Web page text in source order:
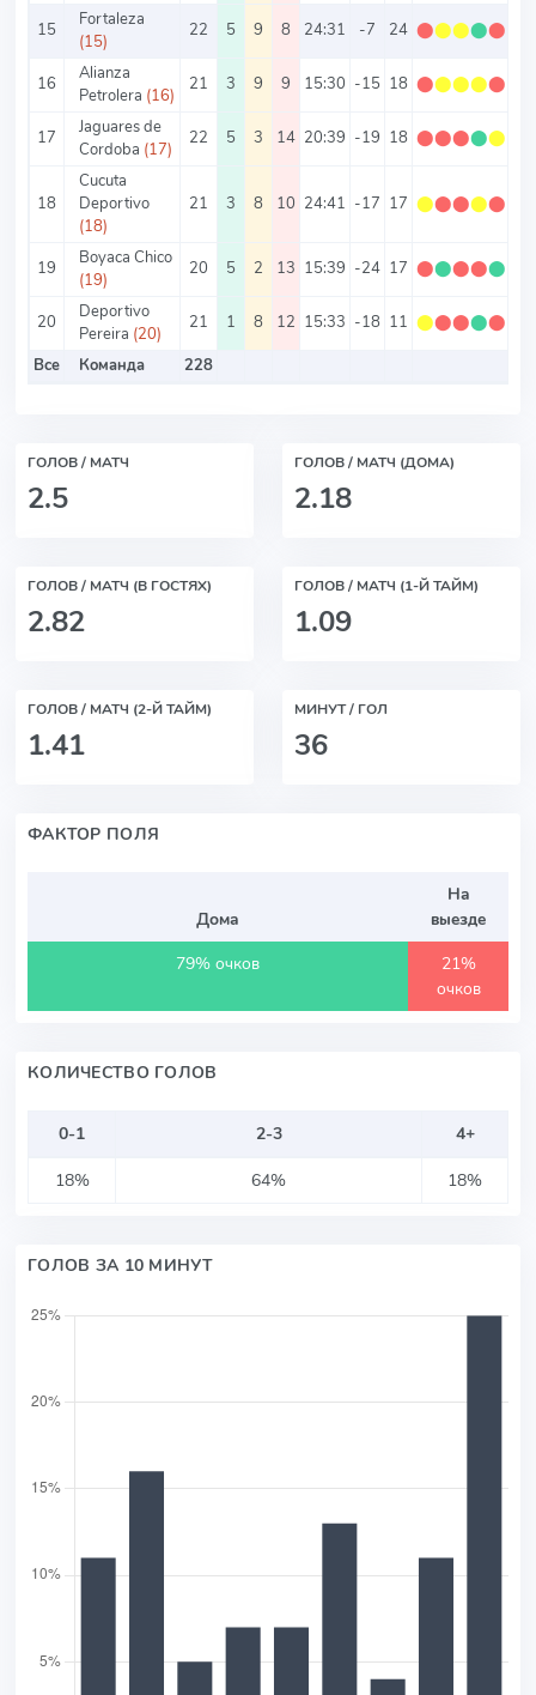
15
Fortaleza
(15)
22 5 9 8 24:31 -7 24 ⬤⬤⬤⬤⬤
16
Alianza
Petrolera (16)
21 3 9 9 15:30 -15 18 ⬤⬤⬤⬤⬤
17
Jaguares de
Cordoba (17)
22 5 3 14 20:39 -19 18 ⬤⬤⬤⬤⬤
18
Cucuta
Deportivo
(18)
21 3 8 10 24:41 -17 17 ⬤⬤⬤⬤⬤
19
Boyaca Chico
(19)
20 5 2 13 15:39 -24 17 ⬤⬤⬤⬤⬤
20
Deportivo
Pereira (20)
21 1 8 12 15:33 -18 11 ⬤⬤⬤⬤⬤
Все
Команда 228
ГОЛОВ / МАТЧ
2.5
ГОЛОВ / МАТЧ (ДОМА)
2.18
ГОЛОВ / МАТЧ (В ГОСТЯХ)
2.82
ГОЛОВ / МАТЧ (1-Й ТАЙМ)
1.09
ГОЛОВ / МАТЧ (2-Й ТАЙМ)
1.41
МИНУТ / ГОЛ
36
ФАКТОР ПОЛЯ
Дома
На
выезде
79% очков
21%
очков
КОЛИЧЕСТВО ГОЛОВ
0-1 2-3
4+
18%
64% 18%
ГОЛОВ ЗА 10 МИНУТ